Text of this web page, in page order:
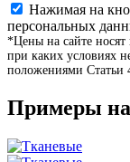
Нажимая на
персональных
*Цены на сайте
при каких условиях
положениями Статьи
Примеры